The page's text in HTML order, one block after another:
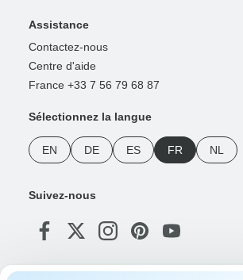
Assistance
Contactez-nous
Centre d'aide
France +33 7 56 79 68 87
Sélectionnez la langue
EN DE ES FR NL
Suivez-nous